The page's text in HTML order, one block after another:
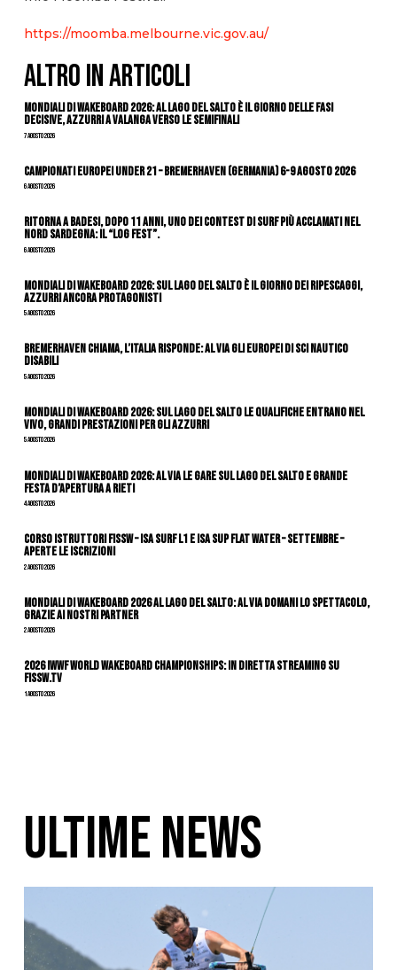
https://moomba.melbourne.vic.gov.au/
ALTRO IN ARTICOLI
Mondiali di Wakeboard 2026: al Lago del Salto è il giorno delle fasi
decisive, azzurri a valanga verso le semifinali
7 Agosto 2026
Campionati Europei Under 21 – Bremerhaven (Germania) 6-9 agosto 2026
6 Agosto 2026
Ritorna a Badesi, dopo 11 anni, uno dei contest di surf più acclamati nel
nord Sardegna: il “Log Fest”.
6 Agosto 2026
Mondiali di Wakeboard 2026: sul Lago del Salto è il giorno dei ripescaggi,
azzurri ancora protagonisti
5 Agosto 2026
Bremerhaven chiama, l’Italia risponde: al via gli Europei di Sci Nautico
Disabili
5 Agosto 2026
Mondiali di Wakeboard 2026: sul Lago del Salto le qualifiche entrano nel
vivo, grandi prestazioni per gli azzurri
5 Agosto 2026
Mondiali di Wakeboard 2026: al via le gare sul Lago del Salto e grande
festa d’apertura a Rieti
4 Agosto 2026
CORSO ISTRUTTORI FISSW – ISA SURF L1 e ISA SUP Flat Water – SETTEMBRE –
APERTE LE ISCRIZIONI
2 Agosto 2026
Mondiali di Wakeboard 2026 al Lago del Salto: al via domani lo spettacolo,
grazie ai nostri Partner
2 Agosto 2026
2026 IWWF WORLD WAKEBOARD CHAMPIONSHIPS: IN DIRETTA STREAMING SU
FISSW.TV
1 Agosto 2026
ULTIME NEWS